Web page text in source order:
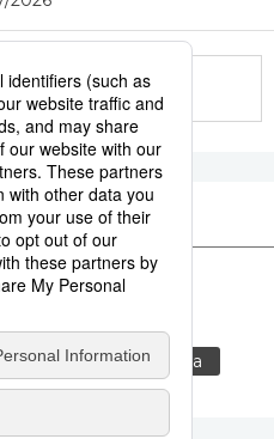
series
vida
cortesía
gastronomía japonesa